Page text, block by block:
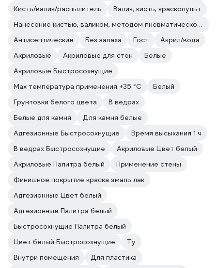
Кисть/валик/распылитель
Валик, кисть, краскопульт
Нанесение кистью, валиком, методом пневматического и безвоздушного распыления.
Антисептические
Без запаха Гост
Акрил/вода
Акриловые
Акриловые для стен
Белые
Акриловые Быстросохнущие
Max температура применения +35 °С
Белый
Грунтовки белого цвета
В ведрах
Белые для камня
Для камня белые
Адгезионные Быстросохнущие
Время высыхания 1 ч
В ведрах Быстросохнущие
Акриловые Цвет белый
Акриловые Палитра белый
Применение стены
Финишное покрытие краска эмаль лак
Адгезионные Цвет белый
Адгезионные Палитра белый
Быстросохнущие Палитра белый
Цвет белый Быстросохнущие
Ту
Внутри помещения
Для пластика